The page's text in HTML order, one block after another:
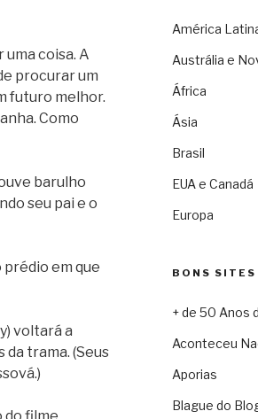
uma coisa. A
procurar um
futuro melhor.
Como
barulho
seu pai e o
prédio em que
voltará a
trama. (Seus
América
Austrália e
África
Ásia
Brasil
EUA e Canadá
Europa
BONS SITES
+ de 50 Anos
Aconteceu
Aporias
Blague do